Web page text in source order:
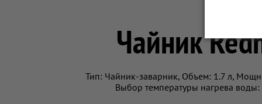
Чайник
Тип: Чайник-заварник, Объем: 1.7 л,
Выбор температуры нагрева воды: